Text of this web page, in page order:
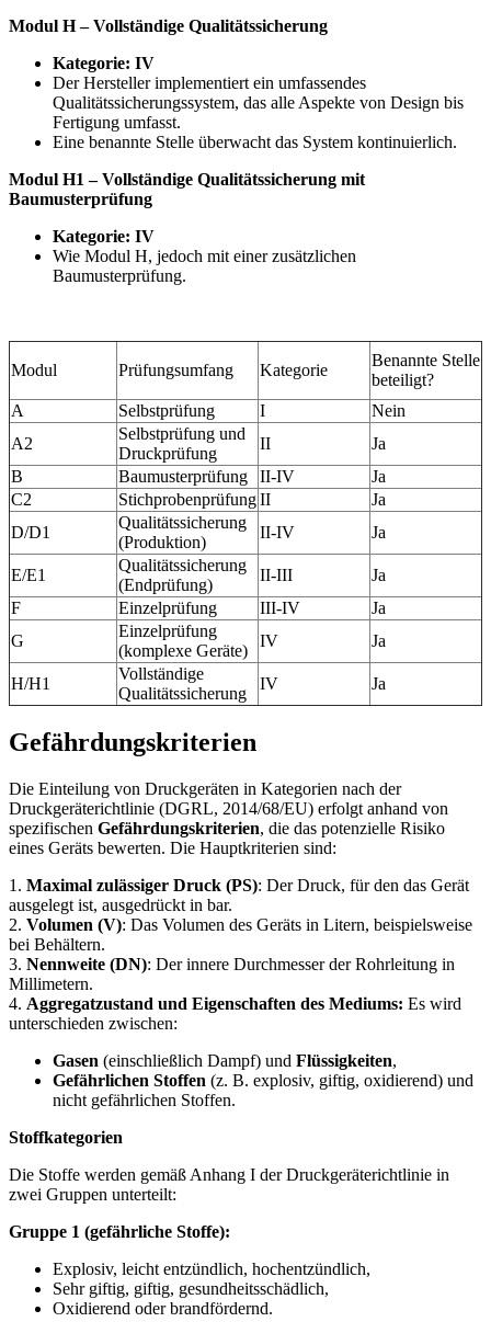
Modul H – Vollständige Qualitätssicherung
Kategorie: IV
Der Hersteller implementiert ein umfassendes
Qualitätssicherungssystem, das alle Aspekte von Design bis
Fertigung umfasst.
Eine benannte Stelle überwacht das System kontinuierlich.
Modul H1 – Vollständige Qualitätssicherung mit
Baumusterprüfung
Kategorie: IV
Wie Modul H, jedoch mit einer zusätzlichen
Baumusterprüfung.
Modul Prüfungsumfang Kategorie
Benannte Stelle
beteiligt?
A
Selbstprüfung I
Nein
A2
Selbstprüfung und
Druckprüfung
II
Ja
B
Baumusterprüfung II-IV
Ja
C2
StichprobenprüfungII
Ja
D/D1
Qualitätssicherung
(Produktion)
II-IV Ja
E/E1
Qualitätssicherung
(Endprüfung)
II-III
Ja
F
Einzelprüfung III-IV
Ja
G
Einzelprüfung
(komplexe Geräte)
IV Ja
H/H1
Vollständige
Qualitätssicherung
IV Ja
Gefährdungskriterien
Die Einteilung von Druckgeräten in Kategorien nach der
Druckgeräterichtlinie (DGRL, 2014/68/EU) erfolgt anhand von
spezifischen Gefährdungskriterien, die das potenzielle Risiko
eines Geräts bewerten. Die Hauptkriterien sind:
1. Maximal zulässiger Druck (PS): Der Druck, für den das Gerät
ausgelegt ist, ausgedrückt in bar.
2. Volumen (V): Das Volumen des Geräts in Litern, beispielsweise
bei Behältern.
3. Nennweite (DN): Der innere Durchmesser der Rohrleitung in
Millimetern.
4. Aggregatzustand und Eigenschaften des Mediums: Es wird
unterschieden zwischen:
Gasen (einschließlich Dampf) und Flüssigkeiten,
Gefährlichen Stoffen (z. B. explosiv, giftig, oxidierend) und
nicht gefährlichen Stoffen.
Stoffkategorien
Die Stoffe werden gemäß Anhang I der Druckgeräterichtlinie in
zwei Gruppen unterteilt:
Gruppe 1 (gefährliche Stoffe):
Explosiv, leicht entzündlich, hochentzündlich,
Sehr giftig, giftig, gesundheitsschädlich,
Oxidierend oder brandfördernd.